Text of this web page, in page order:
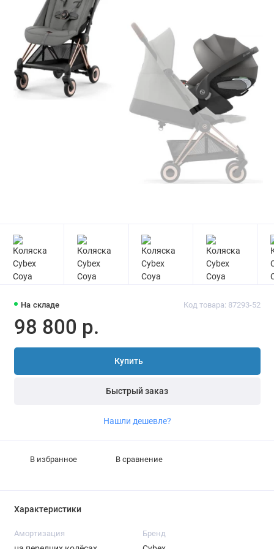
На складе Код товара: 87293-52
98 800 р.
Купить
Быстрый заказ
Нашли дешевле?
В избранное В сравнение
Характеристики
Амортизация Бренд